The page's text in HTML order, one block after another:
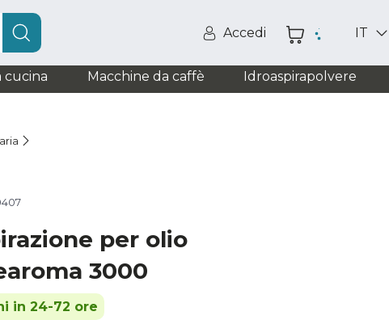
Accedi IT
cucina Macchine da caffè Idroaspirapolvere
per olio
3000
in 24-72 ore